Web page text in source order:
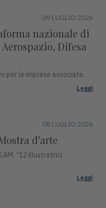
09 LUGLIO 2026
nazionale di
Difesa
per le imprese associate.
Leggi
08 LUGLIO 2026
d’arte
“12 illustratrici
Leggi